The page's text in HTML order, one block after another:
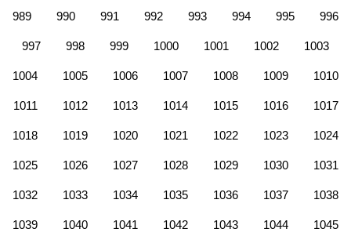
989 990 991 992 993 994 995 996
997 998 999 1000 1001 1002 1003
1004 1005 1006 1007 1008 1009 1010
1011 1012 1013 1014 1015 1016 1017
1018 1019 1020 1021 1022 1023 1024
1025 1026 1027 1028 1029 1030 1031
1032 1033 1034 1035 1036 1037 1038
1039 1040 1041 1042 1043 1044 1045